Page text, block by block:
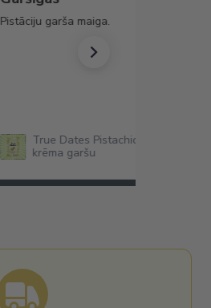
Pistāciju garša maiga.
True Dates Pistachio Cream
krēma garšu